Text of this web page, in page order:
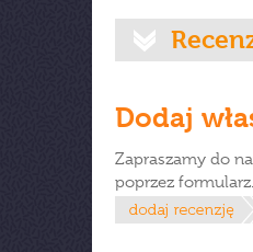
Dodaj
Zapraszamy do
poprzez formularz.